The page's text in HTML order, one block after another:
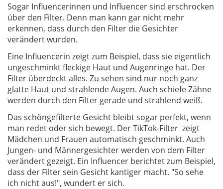
Sogar Influencerinnen und Influencer sind erschrocken
über den Filter. Denn man kann gar nicht mehr
erkennen, dass durch den Filter die Gesichter
verändert wurden.
Eine Influencerin zeigt zum Beispiel, dass sie eigentlich
ungeschminkt fleckige Haut und Augenringe hat. Der
Filter überdeckt alles. Zu sehen sind nur noch ganz
glatte Haut und strahlende Augen. Auch schiefe Zähne
werden durch den Filter gerade und strahlend weiß.
Das schöngefilterte Gesicht bleibt sogar perfekt, wenn
man redet oder sich bewegt. Der TikTok-Filter zeigt
Mädchen und Frauen automatisch geschminkt. Auch
Jungen- und Männergesichter werden von dem Filter
verändert gezeigt. Ein Influencer berichtet zum Beispiel,
dass der Filter sein Gesicht kantiger macht. "So sehe
ich nicht aus!", wundert er sich.